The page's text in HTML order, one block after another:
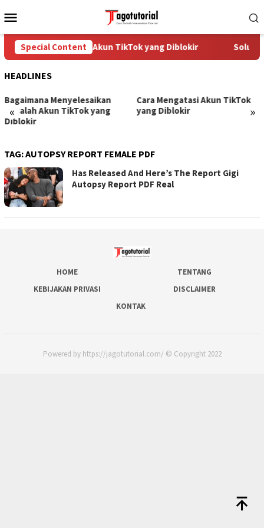
to
Menu
Special Content
Cara Mengatasi Akun TikTok yang Diblokir Solusi
HEADLINES
« »
Bagaimana Menyelesaikan
Masalah Akun TikTok yang
Diblokir
Cara Mengatasi Akun TikTok
yang Diblokir
TAG:AUTOPSY REPORT FEMALE PDF
Has Released And Here’s The Report Gigi
Autopsy Report PDF Real
HOME
TENTANG
KEBIJAKAN PRIVASI
DISCLAIMER
KONTAK
Powered by https://jagotutorial.com/ © Copyright 2022